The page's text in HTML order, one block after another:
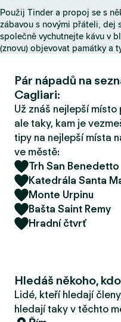
k
a
T
i
d
r
Použij Tinder a propoj se s
zábavou s novými přáteli, dej
společně vychutnejte kávu v
(znovu) objevovat památky a
Pár nápadů na
Cagliari:
Už znáš nejlepší
ale taky, kam je
tipy na nejlepší místa
ve městě:
Trh San Benedetto
Katedrála Santa
Monte Urpinu
Bašta Saint Remy
Hradní čtvrť
Hledáš někoho,
Lidé, kteří hledají
hledají taky v těchto